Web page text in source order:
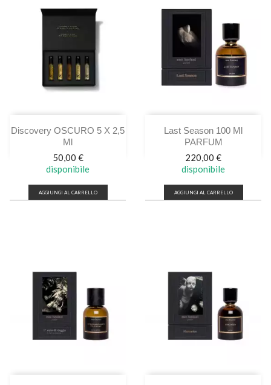
Discovery OSCURO 5 X 2,5
Ml
Prezzo
50,00 €
disponibile
AGGIUNGI AL CARRELLO
Last Season 100 Ml
PARFUM
Prezzo
220,00 €
disponibile
AGGIUNGI AL CARRELLO